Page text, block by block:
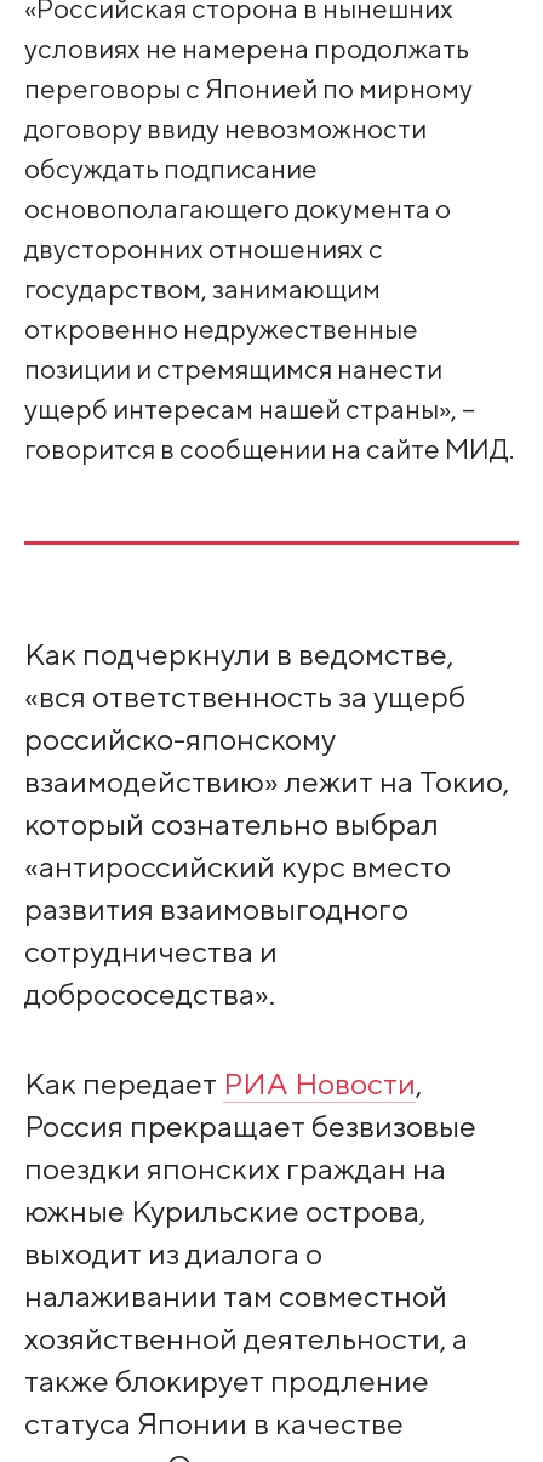
«Российская сторона в нынешних
условиях не намерена продолжать
переговоры с Японией по мирному
договору ввиду невозможности
обсуждать подписание
основополагающего документа о
двусторонних отношениях с
государством, занимающим
откровенно недружественные
позиции и стремящимся нанести
ущерб интересам нашей страны», –
говорится в сообщении на сайте МИД.
Как подчеркнули в ведомстве,
«вся ответственность за ущерб
российско-японскому
взаимодействию» лежит на Токио,
который сознательно выбрал
«антироссийский курс вместо
развития взаимовыгодного
сотрудничества и
добрососедства».
Как передает РИА Новости,
Россия прекращает безвизовые
поездки японских граждан на
южные Курильские острова,
выходит из диалога о
налаживании там совместной
хозяйственной деятельности, а
также блокирует продление
статуса Японии в качестве